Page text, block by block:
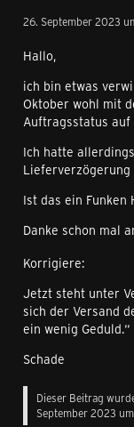
26. September 2023
Hallo,
ich bin etwas
Oktober wohl mit
Auftragsstatus auf
Ich hatte
Lieferverzögerung
Ist das ein
Danke schon mal
Korrigiere:
Jetzt steht unter
sich der Versand
ein wenig Geduld.“
Schade
Dieser Beitrag
September 2023 um